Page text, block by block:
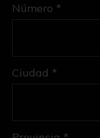
Número *
Ciudad *